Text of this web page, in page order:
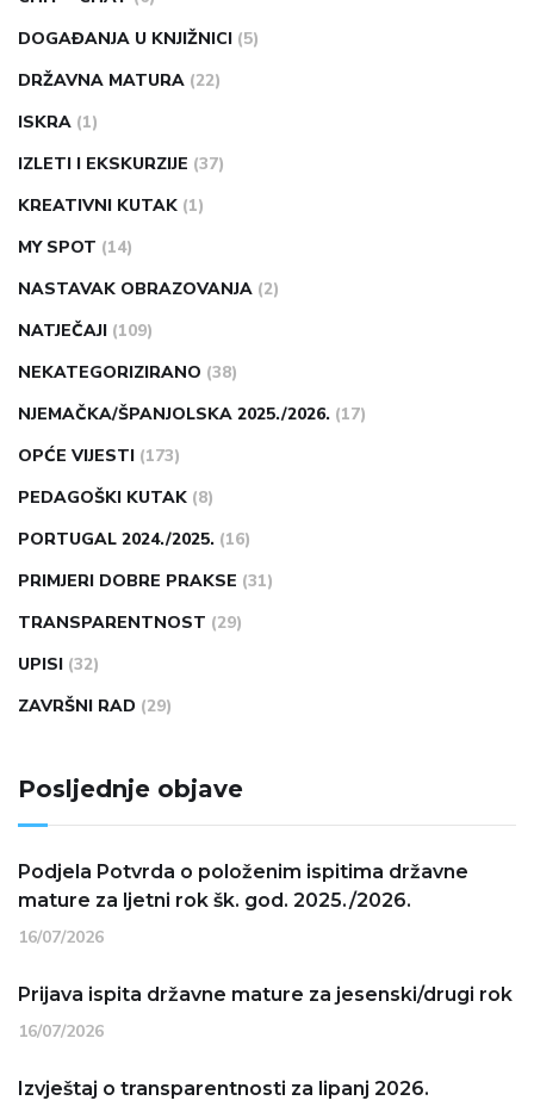
DOGAĐANJA U KNJIŽNICI (5)
DRŽAVNA MATURA (22)
ISKRA (1)
IZLETI I EKSKURZIJE (37)
KREATIVNI KUTAK (1)
MY SPOT (14)
NASTAVAK OBRAZOVANJA (2)
NATJEČAJI (109)
NEKATEGORIZIRANO (38)
NJEMAČKA/ŠPANJOLSKA 2025./2026. (17)
OPĆE VIJESTI (173)
PEDAGOŠKI KUTAK (8)
PORTUGAL 2024./2025. (16)
PRIMJERI DOBRE PRAKSE (31)
TRANSPARENTNOST (29)
UPISI (32)
ZAVRŠNI RAD (29)
Posljednje objave
Podjela Potvrda o položenim ispitima državne
mature za ljetni rok šk. god. 2025./2026.
16/07/2026
Prijava ispita državne mature za jesenski/drugi rok
16/07/2026
Izvještaj o transparentnosti za lipanj 2026.